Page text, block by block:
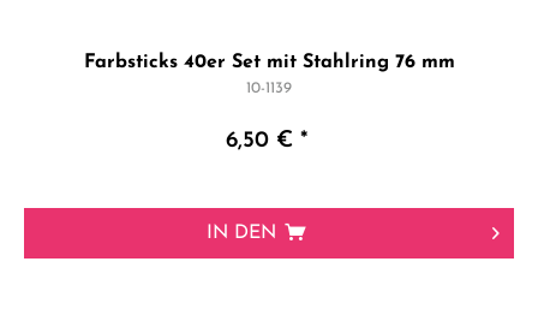
Farbsticks 40er Set mit Stahlring 76 mm
10-1139
6,50 € *
IN DEN